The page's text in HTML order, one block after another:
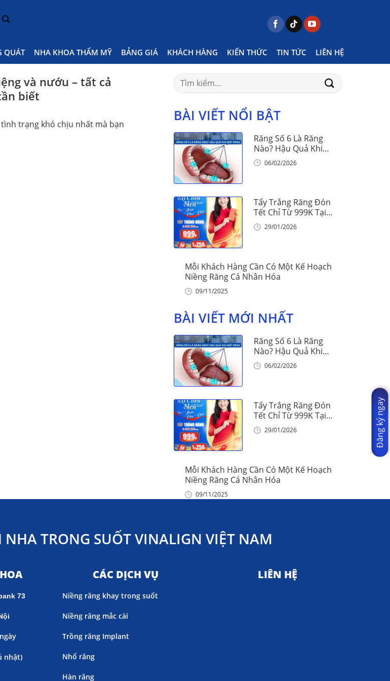
QUÁT NHA KHOA THẨM MỸ BẢNG GIÁ KHÁCH HÀNG KIẾN THỨC TIN TỨC LIÊN HỆ
Posts tagged "áp xe răng"
và nướu – tất cả
biết
trạng khó chịu nhất mà bạn
Search
for:
BÀI VIẾT NỔI BẬT
Răng Số 6 Là Răng
Nào? Hậu Quả Khi
Mất Răng Số 6
06/02/2026
Tẩy Trắng Răng Đón
Tết Chỉ Từ 999K Tại
Nha Khoa Vinalign
29/01/2026
Mỗi Khách Hàng Cần Có Một Kế Hoạch
Niềng Răng Cá Nhân Hóa
09/11/2025
BÀI VIẾT MỚI NHẤT
Răng Số 6 Là Răng
Nào? Hậu Quả Khi
Mất Răng Số 6
06/02/2026
Tẩy Trắng Răng Đón
Tết Chỉ Từ 999K Tại
Nha Khoa Vinalign
29/01/2026
Mỗi Khách Hàng Cần Có Một Kế Hoạch
Niềng Răng Cá Nhân Hóa
09/11/2025
TRONG SUỐT VINALIGN VIỆT NAM
73
nhật)
CÁC DỊCH VỤ
Niềng răng khay trong suốt
Niềng răng mắc cài
Trồng răng Implant
Nhổ răng
Hàn răng
LIÊN HỆ
Đăng ký ngay